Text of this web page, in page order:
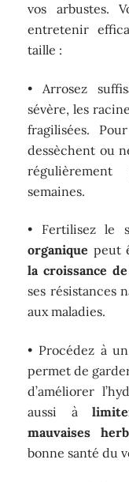
vos arbustes.
entretenir
taille :
• Arrosez
sévère, les
fragilisées.
dessèchent ou
semaines.
• Fertilisez le
organique peut
la croissance
ses résistances
aux maladies.
• Procédez à un
permet de
d’améliorer
aussi à
mauvaises
bonne santé du